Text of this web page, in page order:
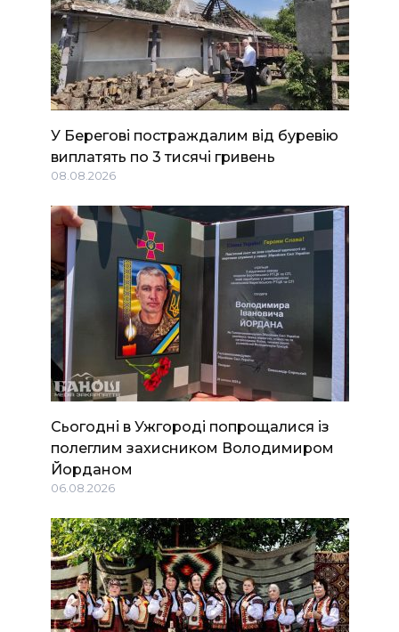
У Берегові постраждалим від буревію
виплатять по 3 тисячі гривень
08.08.2026
Сьогодні в Ужгороді попрощалися із
полеглим захисником Володимиром
Йорданом
06.08.2026